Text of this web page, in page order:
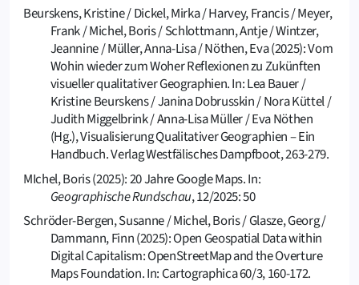
Beurskens, Kristine / Dickel, Mirka / Harvey, Francis / Meyer,
Frank / Michel, Boris / Schlottmann, Antje / Wintzer,
Jeannine / Müller, Anna-Lisa / Nöthen, Eva (2025): Vom
Wohin wieder zum Woher Reflexionen zu Zukünften
visueller qualitativer Geographien. In: Lea Bauer /
Kristine Beurskens / Janina Dobrusskin / Nora Küttel /
Judith Miggelbrink / Anna-Lisa Müller / Eva Nöthen
(Hg.), Visualisierung Qualitativer Geographien – Ein
Handbuch. Verlag Westfälisches Dampfboot, 263-279.
MIchel, Boris (2025): 20 Jahre Google Maps. In:
Geographische Rundschau, 12/2025: 50
Schröder-Bergen, Susanne / Michel, Boris / Glasze, Georg /
Dammann, Finn (2025): Open Geospatial Data within
Digital Capitalism: OpenStreetMap and the Overture
Maps Foundation. In: Cartographica 60/3, 160-172.